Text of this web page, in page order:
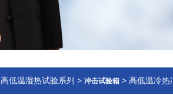
高低温湿热试验系列 > 冲击试验箱 > 高低温冷热